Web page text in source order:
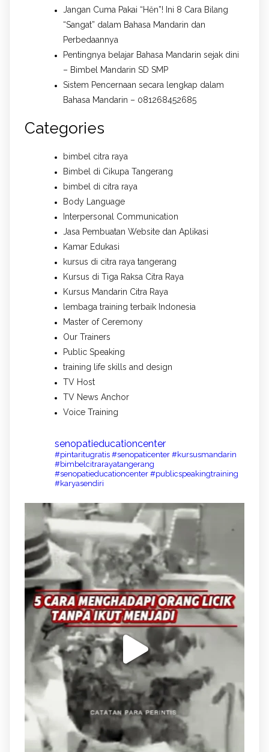
Jangan Cuma Pakai “Hěn”! Ini 8 Cara Bilang
“Sangat” dalam Bahasa Mandarin dan
Perbedaannya
Pentingnya belajar Bahasa Mandarin sejak dini
– Bimbel Mandarin SD SMP
Sistem Pencernaan secara lengkap dalam
Bahasa Mandarin – 081268452685
Categories
bimbel citra raya
Bimbel di Cikupa Tangerang
bimbel di citra raya
Body Language
Interpersonal Communication
Jasa Pembuatan Website dan Aplikasi
Kamar Edukasi
kursus di citra raya tangerang
Kursus di Tiga Raksa Citra Raya
Kursus Mandarin Citra Raya
lembaga training terbaik Indonesia
Master of Ceremony
Our Trainers
Public Speaking
training life skills and design
TV Host
TV News Anchor
Voice Training
senopatieducationcenter
#pintaritugratis #senopaticenter #kursusmandarin
#bimbelcitrarayatangerang
#senopatieducationcenter #publicspeakingtraining
#karyasendiri